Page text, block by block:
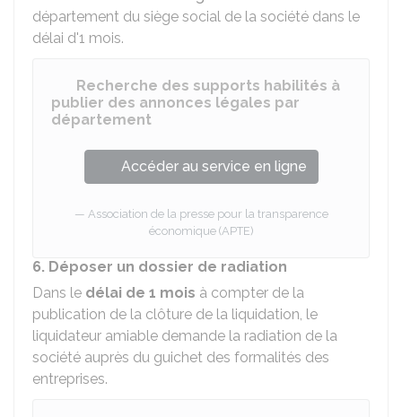
département du siège social de la société dans le
délai d'1 mois.
Recherche des supports habilités à
publier des annonces légales par
département
Accéder au service en ligne
Association de la presse pour la transparence
économique (APTE)
6. Déposer un dossier de radiation
Dans le délai de 1 mois à compter de la
publication de la clôture de la liquidation, le
liquidateur amiable demande la radiation de la
société auprès du guichet des formalités des
entreprises.